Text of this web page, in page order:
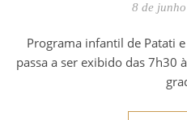
8 de
Programa infantil de Patati e Patatá perde 25 minutos e
passa a ser exibido das 7h30